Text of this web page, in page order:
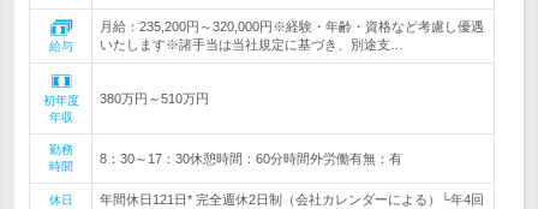
給与
月給：235,200円～320,000円※経験・年齢・資格など考慮し優遇
いたします※諸手当は当社規定に基づき、別途支…
初年度
年収
380万円～510万円
勤務
時間
8：30～17：30休憩時間：60分時間外労働有無：有
休日
年間休日121日* 完全週休2日制（会社カレンダーによる）└年4回